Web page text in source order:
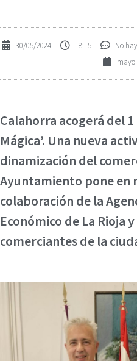
30/05/2024 18:15 No
mayo
Calahorra acogerá del 1
Mágica’. Una nueva
dinamización del
Ayuntamiento pone en
colaboración de la
Económico de La Rioja
comerciantes de la